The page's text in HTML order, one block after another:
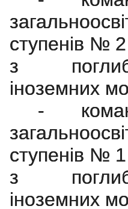
ступенів № 2
з
іноземних
-
ступенів № 1
з
іноземних